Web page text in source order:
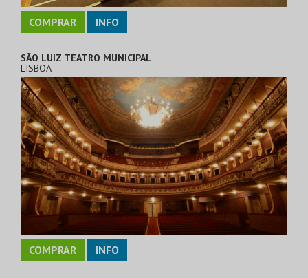
COMPRAR INFO
SÃO LUIZ TEATRO MUNICIPAL
LISBOA
COMPRAR INFO